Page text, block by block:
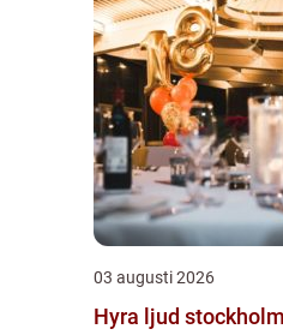
03 augusti 2026
Hyra ljud stockholm så